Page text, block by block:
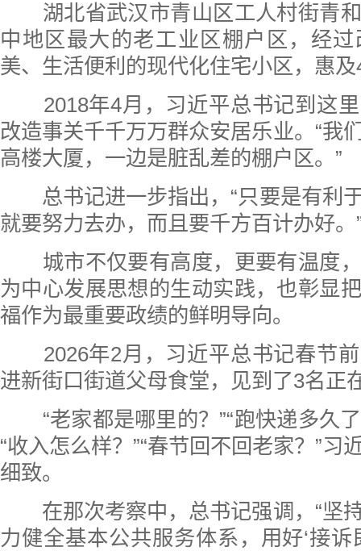
湖北省武汉市青山区工人村街青和
中地区最大的老工业区棚户区，经
美、生活便利的现代化住宅小区，惠
2018年4月，习近平总书记到这里
改造事关千千万万群众安居乐业。“我
高楼大厦，一边是脏乱差的棚户区。”
总书记进一步指出，“只要是有利
就要努力去办，而且要千方百计办好。
城市不仅要有高度，更要有温度，
为中心发展思想的生动实践，也彰显
福作为最重要政绩的鲜明导向。
2026年2月，习近平总书记春节前
进新街口街道父母食堂，见到了3名正
“老家都是哪里的？”“跑快递多久了
“收入怎么样？”“春节回不回老家？”习
细致。
在那次考察中，总书记强调，“坚
力健全基本公共服务体系，用好‘接诉